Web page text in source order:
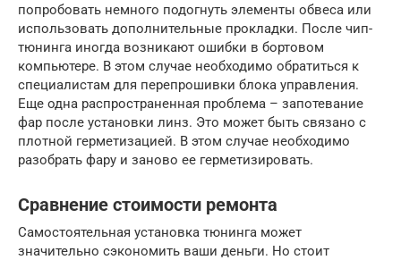
попробовать немного подогнуть элементы обвеса или
использовать дополнительные прокладки. После чип-
тюнинга иногда возникают ошибки в бортовом
компьютере. В этом случае необходимо обратиться к
специалистам для перепрошивки блока управления.
Еще одна распространенная проблема – запотевание
фар после установки линз. Это может быть связано с
плотной герметизацией. В этом случае необходимо
разобрать фару и заново ее герметизировать.
Сравнение стоимости ремонта
Самостоятельная установка тюнинга может
значительно сэкономить ваши деньги. Но стоит